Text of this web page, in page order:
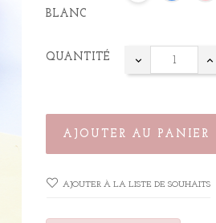
BLANC
QUANTITÉ
AJOUTER AU PANIER
AJOUTER À LA LISTE DE SOUHAITS